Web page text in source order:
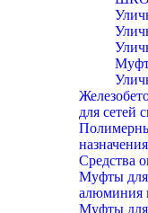
для сетей
назначения
Средства
Муфты для
алюминия
Муфты для